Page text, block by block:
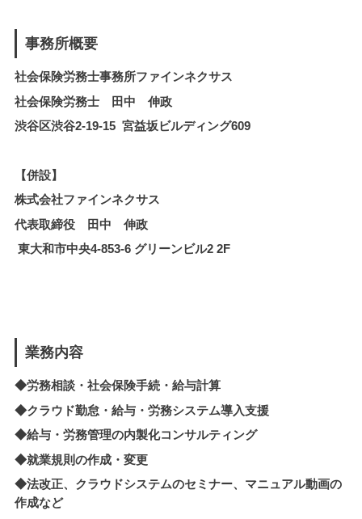
事務所概要
社会保険労務士事務所ファインネクサス
社会保険労務士 田中 伸政
渋谷区渋谷2-19-15 宮益坂ビルディング609
【併設】
株式会社ファインネクサス
代表取締役 田中 伸政
東大和市中央4-853-6 グリーンビル2 2F
業務内容
◆労務相談・社会保険手続・給与計算
◆クラウド勤怠・給与・労務システム導入支援
◆給与・労務管理の内製化コンサルティング
◆就業規則の作成・変更
◆法改正、クラウドシステムのセミナー、マニュアル動画の
作成など